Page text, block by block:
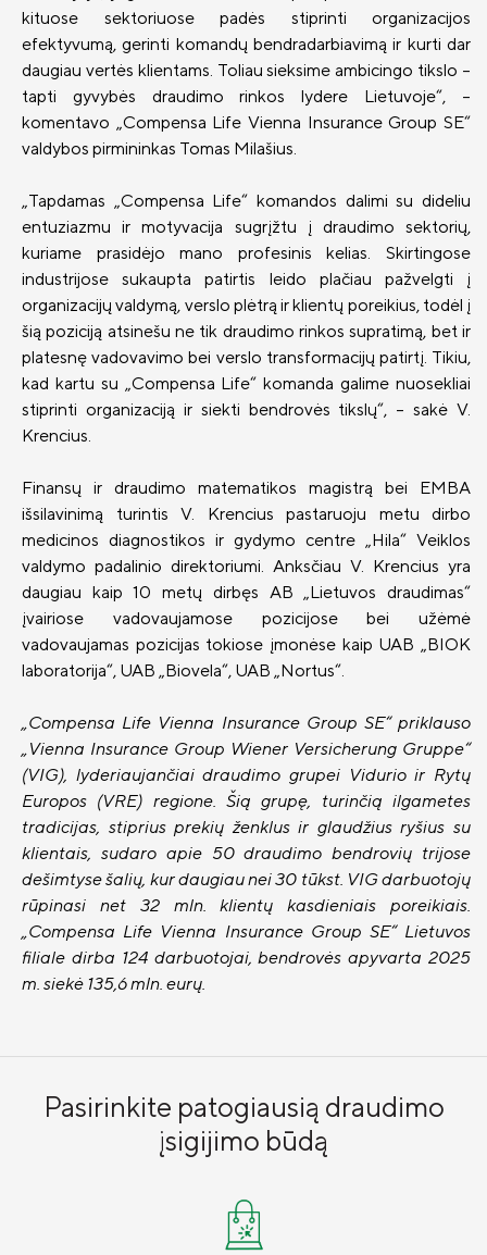
Draudimas nuo vėžinių susirgimų
„OncoDrop“
Pensinio anuiteto draudimas
Papildomi draudimai
„Compensa Life“ esminė informacija
draudėjui
ADB „Compensa Vienna Insurance
Group“ kontaktai
„Compensa Life Vienna Insurance Group
SE“ Lietuvos filialo kontaktai
Apie mus
Valdyba ir stebėtojų taryba
Teisinė informacija
Finansinė informacija
Draudimo tarpininkų sąrašas
Draudimo taisyklės
kituose sektoriuose padės stiprinti organizacijos
efektyvumą, gerinti komandų bendradarbiavimą ir kurti dar
daugiau vertės klientams. Toliau sieksime ambicingo tikslo –
tapti gyvybės draudimo rinkos lydere Lietuvoje“, –
komentavo „Compensa Life Vienna Insurance Group SE“
valdybos pirmininkas Tomas Milašius.
„Tapdamas „Compensa Life“ komandos dalimi su dideliu
entuziazmu ir motyvacija sugrįžtu į draudimo sektorių,
kuriame prasidėjo mano profesinis kelias. Skirtingose
industrijose sukaupta patirtis leido plačiau pažvelgti į
organizacijų valdymą, verslo plėtrą ir klientų poreikius, todėl į
šią poziciją atsinešu ne tik draudimo rinkos supratimą, bet ir
platesnę vadovavimo bei verslo transformacijų patirtį. Tikiu,
kad kartu su „Compensa Life“ komanda galime nuosekliai
stiprinti organizaciją ir siekti bendrovės tikslų“, – sakė V.
Krencius.
Finansų ir draudimo matematikos magistrą bei EMBA
išsilavinimą turintis V. Krencius pastaruoju metu dirbo
medicinos diagnostikos ir gydymo centre „Hila“ Veiklos
valdymo padalinio direktoriumi. Anksčiau V. Krencius yra
daugiau kaip 10 metų dirbęs AB „Lietuvos draudimas“
įvairiose vadovaujamose pozicijose bei užėmė
vadovaujamas pozicijas tokiose įmonėse kaip UAB „BIOK
laboratorija“, UAB „Biovela“, UAB „Nortus“.
„Compensa Life Vienna Insurance Group SE“ priklauso
„Vienna Insurance Group Wiener Versicherung Gruppe“
(VIG), lyderiaujančiai draudimo grupei Vidurio ir Rytų
Europos (VRE) regione. Šią grupę, turinčią ilgametes
tradicijas, stiprius prekių ženklus ir glaudžius ryšius su
klientais, sudaro apie 50 draudimo bendrovių trijose
dešimtyse šalių, kur daugiau nei 30 tūkst. VIG darbuotojų
rūpinasi net 32 mln. klientų kasdieniais poreikiais.
„Compensa Life Vienna Insurance Group SE“ Lietuvos
filiale dirba 124 darbuotojai, bendrovės apyvarta 2025
m. siekė 135,6 mln. eurų.
Pasirinkite patogiausią draudimo
įsigijimo būdą